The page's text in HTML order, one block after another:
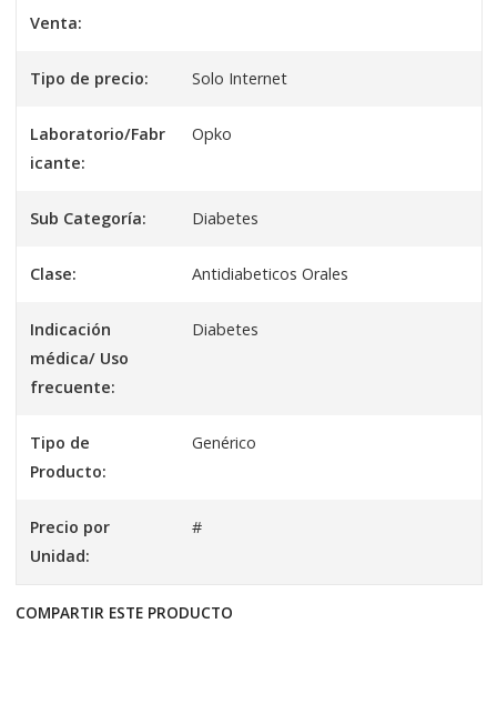
Venta:
Tipo de precio: Solo Internet
Laboratorio/Fabr
icante:
Opko
Sub Categoría: Diabetes
Clase: Antidiabeticos Orales
Indicación
médica/ Uso
frecuente:
Diabetes
Tipo de
Producto:
Genérico
Precio por
Unidad:
#
COMPARTIR ESTE PRODUCTO